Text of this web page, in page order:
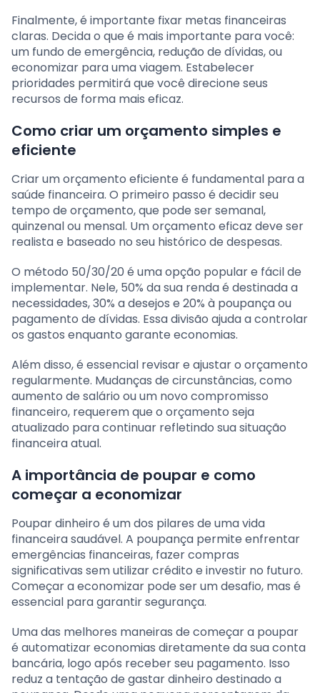
Finalmente, é importante fixar metas financeiras
claras. Decida o que é mais importante para você:
um fundo de emergência, redução de dívidas, ou
economizar para uma viagem. Estabelecer
prioridades permitirá que você direcione seus
recursos de forma mais eficaz.
Como criar um orçamento simples e
eficiente
Criar um orçamento eficiente é fundamental para a
saúde financeira. O primeiro passo é decidir seu
tempo de orçamento, que pode ser semanal,
quinzenal ou mensal. Um orçamento eficaz deve ser
realista e baseado no seu histórico de despesas.
O método 50/30/20 é uma opção popular e fácil de
implementar. Nele, 50% da sua renda é destinada a
necessidades, 30% a desejos e 20% à poupança ou
pagamento de dívidas. Essa divisão ajuda a controlar
os gastos enquanto garante economias.
Além disso, é essencial revisar e ajustar o orçamento
regularmente. Mudanças de circunstâncias, como
aumento de salário ou um novo compromisso
financeiro, requerem que o orçamento seja
atualizado para continuar refletindo sua situação
financeira atual.
A importância de poupar e como
começar a economizar
Poupar dinheiro é um dos pilares de uma vida
financeira saudável. A poupança permite enfrentar
emergências financeiras, fazer compras
significativas sem utilizar crédito e investir no futuro.
Começar a economizar pode ser um desafio, mas é
essencial para garantir segurança.
Uma das melhores maneiras de começar a poupar
é automatizar economias diretamente da sua conta
bancária, logo após receber seu pagamento. Isso
reduz a tentação de gastar dinheiro destinado a